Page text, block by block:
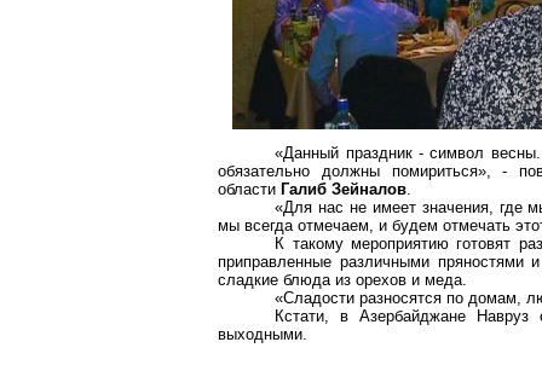
«Данный праздник - символ
обязательно должны помириться», -
области Галиб Зейналов.
«Для нас не имеет значения, где
мы всегда отмечаем, и будем отмечать
К такому мероприятию готовят
приправленные различными
сладкие блюда из орехов и меда.
«Сладости разносятся по домам,
Кстати, в Азербайджане
выходными.